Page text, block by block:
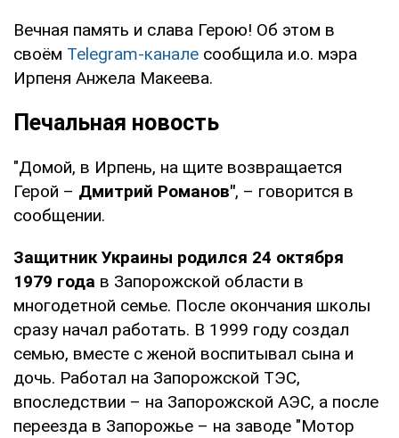
Вечная память и слава Герою! Об этом в
своём Telegram-канале сообщила и.о. мэра
Ирпеня Анжела Макеева.
Печальная новость
"Домой, в Ирпень, на щите возвращается
Герой – Дмитрий Романов", – говорится в
сообщении.
Защитник Украины родился 24 октября
1979 года в Запорожской области в
многодетной семье. После окончания школы
сразу начал работать. В 1999 году создал
семью, вместе с женой воспитывал сына и
дочь. Работал на Запорожской ТЭС,
впоследствии – на Запорожской АЭС, а после
переезда в Запорожье – на заводе "Мотор